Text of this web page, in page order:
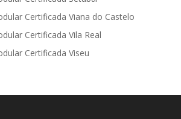
Certificada Viana do Castelo
Certificada Vila Real
Certificada Viseu